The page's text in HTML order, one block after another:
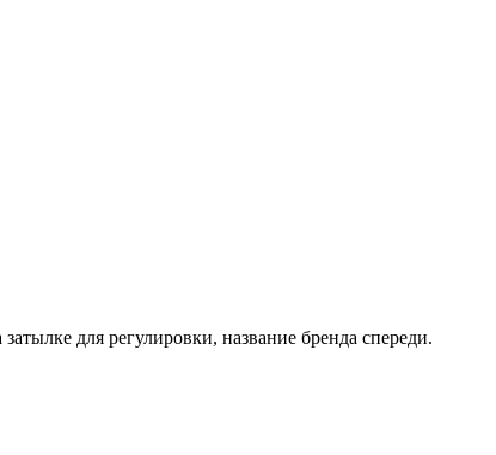
для регулировки, название бренда спереди.